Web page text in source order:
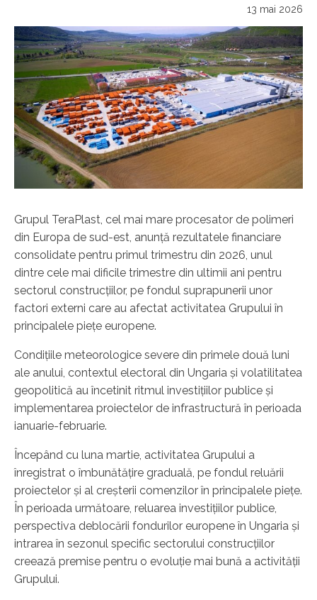
13 mai 2026
Grupul TeraPlast, cel mai mare procesator de polimeri
din Europa de sud-est, anunță rezultatele financiare
consolidate pentru primul trimestru din 2026, unul
dintre cele mai dificile trimestre din ultimii ani pentru
sectorul construcțiilor, pe fondul suprapunerii unor
factori externi care au afectat activitatea Grupului în
principalele piețe europene.
Condițiile meteorologice severe din primele două luni
ale anului, contextul electoral din Ungaria și volatilitatea
geopolitică au încetinit ritmul investițiilor publice și
implementarea proiectelor de infrastructură în perioada
ianuarie-februarie.
Începând cu luna martie, activitatea Grupului a
înregistrat o îmbunătățire graduală, pe fondul reluării
proiectelor și al creșterii comenzilor în principalele piețe.
În perioada următoare, reluarea investițiilor publice,
perspectiva deblocării fondurilor europene în Ungaria și
intrarea în sezonul specific sectorului construcțiilor
creează premise pentru o evoluție mai bună a activității
Grupului.